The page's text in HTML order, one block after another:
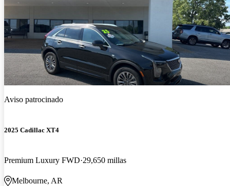
Aviso patrocinado
2025 Cadillac XT4
Premium Luxury FWD 29,650 millas
Melbourne, AR